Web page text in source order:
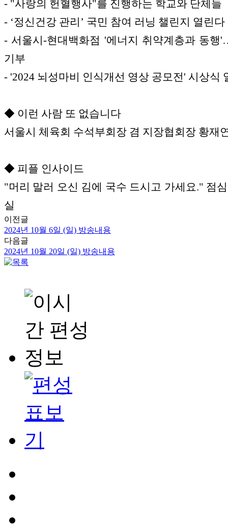
- "사랑의 헌혈행사"를 진행하는 학교와 단체들
- ‘정신건강 관리’ 국민 참여 러닝 챌린지 열린다
- 서울시-현대백화점 '에너지 취약계층과 동행
기부
- '2024 뇌성마비 인식개선 영상 공모전' 시상식
◆ 이런 사람 또 없습니다
서울시 체육회 수석부회장 겸 지장협회장 황재
◆ 피플 인사이드
"머리 말러 오신 김에 국수 드시고 가세요." 점
실
이전글
2024년 10월 6일 (일) 방송내용
다음글
2024년 10월 20일 (일) 방송내용